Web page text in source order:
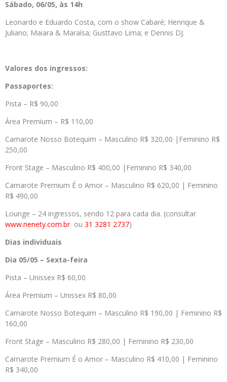
Sábado, 06/05, às 14h
Leonardo e Eduardo Costa, com o show Cabaré; Henrique &
Juliano; Maiara & Maraísa; Gusttavo Lima; e Dennis DJ.
Valores dos ingressos:
Passaportes:
Pista – R$ 90,00
Área Premium – R$ 110,00
Camarote Nosso Botequim – Masculino R$ 320,00 |Feminino R$
250,00
Front Stage – Masculino R$ 400,00 |Feminino R$ 340,00
Camarote Premium É o Amor – Masculino R$ 620,00 | Feminino
R$ 490,00
Lounge – 24 ingressos, sendo 12 para cada dia. (consultar
www.nenety.com.brou 31 3281 2737)
Dias individuais
Dia 05/05 – Sexta-feira
Pista – Unissex R$ 60,00
Área Premium – Unissex R$ 80,00
Camarote Nosso Botequim – Masculino R$ 190,00 | Feminino R$
160,00
Front Stage – Masculino R$ 280,00 | Feminino R$ 230,00
Camarote Premium É o Amor – Masculino R$ 410,00 | Feminino
R$ 340,00